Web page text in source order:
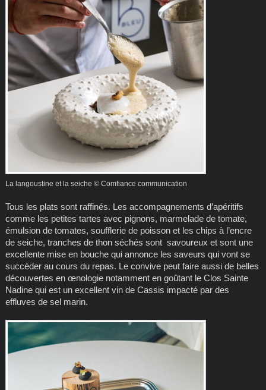
La langoustine et la seiche © Comfiance communication
Tous les plats sont raffinés. Les accompagnements d’apéritifs
comme les petites tartes avec pignons, marmelade de tomate,
émulsion de tomates, soufflerie de poisson et les chips à l’encre
de seiche, tranches de thon séchés sont savoureux et sont une
excellente mise en bouche qui annonce les saveurs qui vont se
succéder au cours du repas. Le convive peut faire aussi de belles
découvertes en œnologie notamment en goûtant le Clos Sainte
Nadine qui est un excellent vin de Cassis impacté par des
effluves de sel marin.